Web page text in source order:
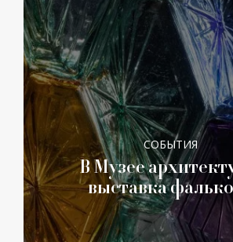
СОБЫТИЯ
В Музее
выставка